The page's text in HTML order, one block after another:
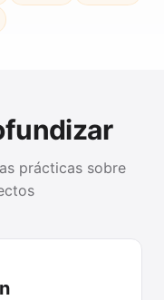
prácticas sobre